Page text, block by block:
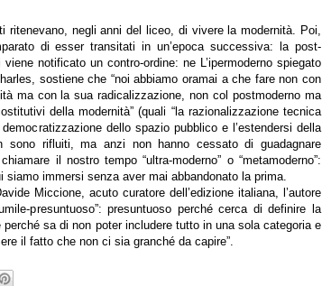
ritenevano, negli anni del liceo, di vivere la modernità. Poi,
di esser transitati in un’epoca successiva: la post-
notificato un contro-ordine: ne L’ipermoderno spiegato
sostiene che “noi abbiamo oramai a che fare non con
ma con la sua radicalizzazione, non col postmoderno ma
della modernità” (quali “la razionalizzazione tecnica
dello spazio pubblico e l’estendersi della
sono rifluiti, ma anzi non hanno cessato di guadagnare
il nostro tempo “ultra-moderno” o “metamoderno”:
siamo immersi senza aver mai abbandonato la prima.
Miccione, acuto curatore dell’edizione italiana, l’autore
presuntuoso”: presuntuoso perché cerca di definire la
sa di non poter includere tutto in una sola categoria e
il fatto che non ci sia granché da capire”.